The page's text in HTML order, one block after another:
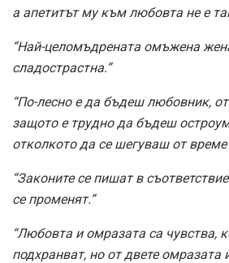
а апетитът му към любовта не е
“Най-целомъдрената омъжена
сладострастна.”
“По-лесно е да бъдеш любовник,
защото е трудно да бъдеш
отколкото да се шегуваш от време
“Законите се пишат в
се променят.”
“Любовта и омразата са чувства,
подхранват, но от двете омразата